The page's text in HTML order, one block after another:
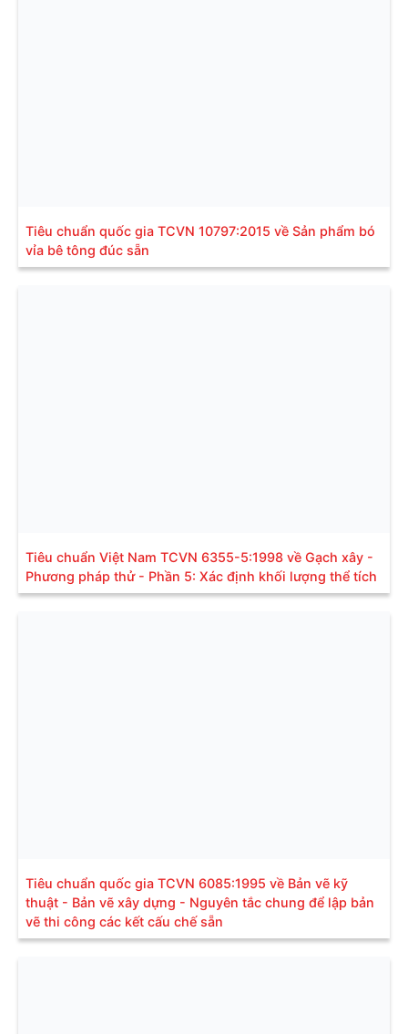
Tiêu chuẩn quốc gia TCVN 10797:2015 về Sản phẩm bó
vỉa bê tông đúc sẵn
Tiêu chuẩn Việt Nam TCVN 6355-5:1998 về Gạch xây -
Phương pháp thử - Phần 5: Xác định khối lượng thể tích
Tiêu chuẩn quốc gia TCVN 6085:1995 về Bản vẽ kỹ
thuật - Bản vẽ xây dựng - Nguyên tắc chung để lập bản
vẽ thi công các kết cấu chế sẵn